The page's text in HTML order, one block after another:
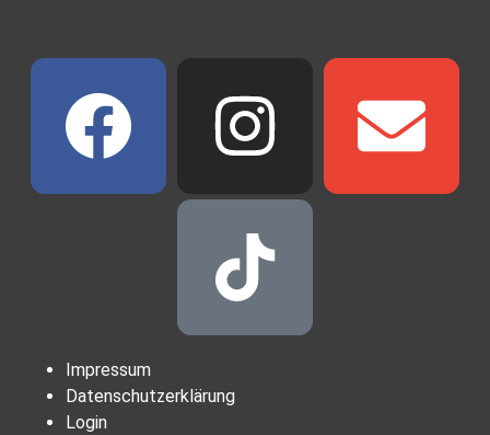
Impressum
Datenschutzerklärung
Login